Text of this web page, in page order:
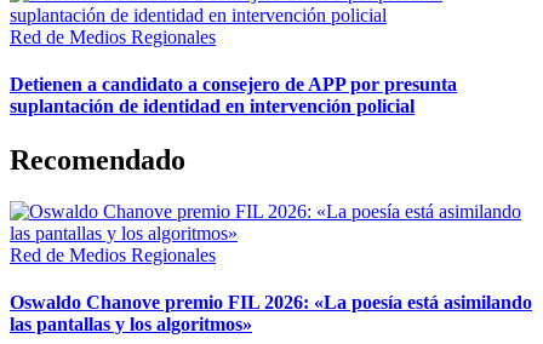
Red de Medios Regionales
Detienen a candidato a consejero de APP por presunta
suplantación de identidad en intervención policial
Recomendado
Red de Medios Regionales
Oswaldo Chanove premio FIL 2026: «La poesía está asimilando
las pantallas y los algoritmos»